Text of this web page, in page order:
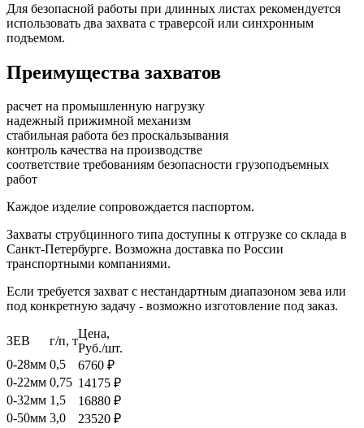
Для безопасной работы при длинных листах рекомендуется
использовать два захвата с траверсой или синхронным
подъемом.
Преимущества захватов
расчет на промышленную нагрузку
надежный прижимной механизм
стабильная работа без проскальзывания
контроль качества на производстве
соответствие требованиям безопасности грузоподъемных
работ
Каждое изделие сопровождается паспортом.
Захваты струбцинного типа доступны к отгрузке со склада в
Санкт-Петербурге. Возможна доставка по России
транспортными компаниями.
Если требуется захват с нестандартным диапазоном зева или
под конкретную задачу - возможно изготовление под заказ.
ЗЕВ г/п, т
Цена,
Руб./шт.
0-28мм 0,5
6760 ₽
0-22мм 0,75 14175 ₽
0-32мм 1,5
16880 ₽
0-50мм 3,0
23520 ₽